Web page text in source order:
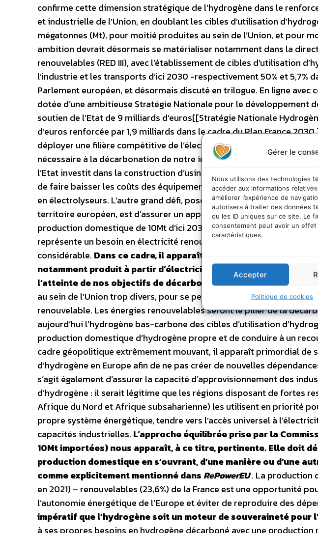
Gérer le
Nous utilisons des technologies
accéder aux informations
améliorer l’expérience de
autorisera à traiter des données
ou les ID uniques sur ce site. Le
consentement peut avoir un
caractéristiques.
Accepter
Politique de cookies
confirme cette dimension stratégique de l’hydrogène dans le
et industrielle de l’Union, en doublant les cibles d’utilisation
mégatonnes (Mt), pour moitié produites au sein de l’Union, et pour
ambition devrait désormais se matérialiser notamment dans la
renouvelables (RED III), avec l’établissement de cibles d’utilisation
l’industrie et les transports d’ici 2030 -respectivement 50% et 5,7%
Parlement européen, et désormais discuté en trilogue. En ligne avec
dotée d’une ambitieuse Stratégie Nationale pour le développement
soutien de l’Etat de 9 milliards d’euros[[Stratégie Nationale
d’euros renforcée par 1,9 milliards dans le cadre du Plan France
déployer une filière compétitive de l’électrolyse pour produire
nécessaire à la décarbonation de notre industrie et de nos mobilités
l’Etat investit dans la construction d’usines de fabrication
de faire baisser les coûts des équipements que pour rendre l’Union
en électrolyseurs. L’autre grand défi, posé par la production par
territoire européen, est d’assurer un approvisionnement suffisant
production domestique de 10Mt d’ici 2030, fixé par la Commission
représente un besoin en électricité renouvelable d’environ 550 TWh
considérable. Dans ce cadre, il apparaît impératif de reconnaître
notamment produit à partir d’électricité nucléaire, aux côtés de
l’atteinte de nos objectifs de décarbonation. Le défi est trop
au sein de l’Union trop divers, pour se permettre de n’encourager
renouvelable. Les énergies renouvelables seront le pilier de la
aujourd’hui l’hydrogène bas-carbone des cibles d’utilisation
production domestique d’hydrogène propre et de conduire à un
cadre géopolitique extrêmement mouvant, il apparaît primordial de
d’hydrogène en Europe afin de ne pas créer de nouvelles
s’agit également d’assurer la capacité d’approvisionnement des
d’hydrogène : il serait légitime que les régions disposant de fortes
Afrique du Nord et Afrique subsaharienne) les utilisent en priorité
propre système énergétique, tendre vers l’accès universel à
capacités industrielles. L’approche équilibrée prise par la
10Mt importées) nous apparaît, à ce titre, pertinente. Elle doit
production domestique en s’ouvrant, d’une manière ou d’une
comme explicitement mentionné dans RePowerEU. La production
en 2021) – renouvelables (23,6%) de la France est une opportunité
l’autonomie énergétique de l’Europe et éviter de reproduire des
impératif que l’hydrogène soit un moteur de souveraineté pour